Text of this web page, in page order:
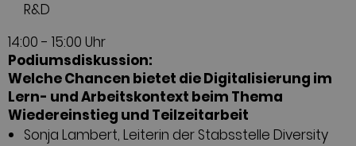
R&D
14:00 - 15:00 Uhr
Podiumsdiskussion:
Welche Chancen bietet die Digitalisierung im
Lern- und Arbeitskontext beim Thema
Wiedereinstieg und Teilzeitarbeit
Sonja Lambert, Leiterin der Stabsstelle Diversity